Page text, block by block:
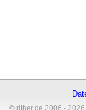
© rither.de 2006 -